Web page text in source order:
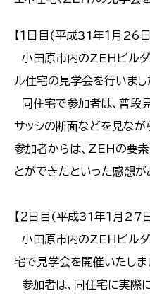
【１日目(平成31年１月26日
小田原市内のZEHビル
ル住宅の見学会を行いまし
同住宅で参加者は、普段
サッシの断面などを見なが
参加者からは、ZEHの要素
とができたといった感想が
【２日目(平成31年１月27日
小田原市内のZEHビル
宅で見学会を開催いたしま
参加者は、同住宅に実際